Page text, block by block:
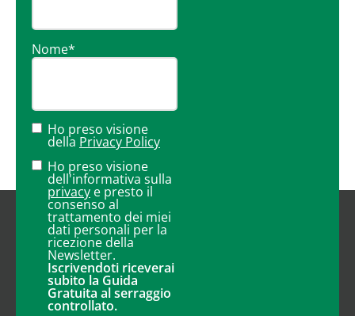
Nome*
Ho preso visione
della Privacy Policy
Ho preso visione
dell'informativa sulla
privacy e presto il
consenso al
trattamento dei miei
dati personali per la
ricezione della
Newsletter.
Iscrivendoti riceverai
subito la Guida
Gratuita al serraggio
controllato.